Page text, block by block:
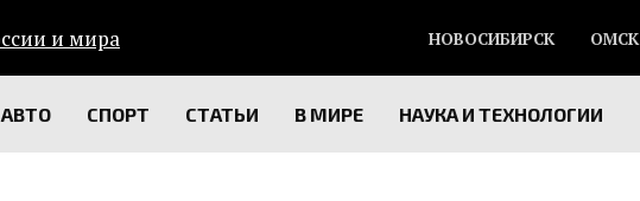
НОВОСИБИРСК ОМСК
АВТО СПОРТ СТАТЬИ В МИРЕ НАУКА И ТЕХНОЛОГИИ